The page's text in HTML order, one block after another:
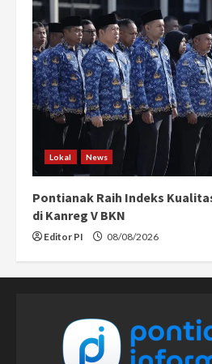
Lokal News
Pontianak Raih Indeks
di Kanreg V BKN
Editor PI 08/08/2026